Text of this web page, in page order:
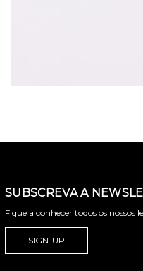
SUBSCREVA A
Fique a conhecer todos os nossos
SIGN-UP